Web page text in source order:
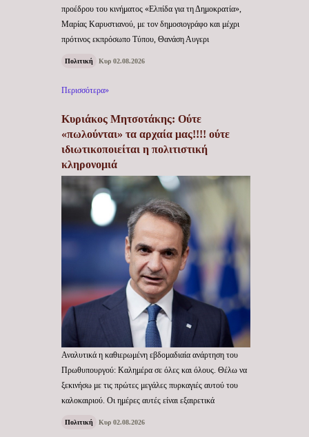
προέδρου του κινήματος «Ελπίδα για τη Δημοκρατία»,
Μαρίας Καρυστιανού, με τον δημοσιογράφο και μέχρι
πρότινος εκπρόσωπο Τύπου, Θανάση Αυγερι
Πολιτική Κυρ 02.08.2026
Περισσότερα»
Κυριάκος Μητσοτάκης: Ούτε
«πωλούνται» τα αρχαία μας!!!! ούτε
ιδιωτικοποιείται η πολιτιστική
κληρονομιά
Αναλυτικά η καθιερωμένη εβδομαδιαία ανάρτηση του
Πρωθυπουργού: Καλημέρα σε όλες και όλους. Θέλω να
ξεκινήσω με τις πρώτες μεγάλες πυρκαγιές αυτού του
καλοκαιριού. Οι ημέρες αυτές είναι εξαιρετικά
Πολιτική Κυρ 02.08.2026